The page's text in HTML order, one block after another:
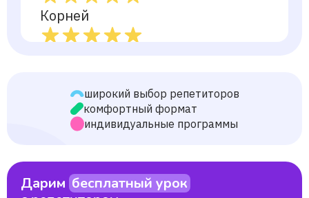
Корней
Андрей
Мария
Давид
широкий выбор репетиторов
комфортный формат
индивидуальные программы
Дарим бесплатный урок